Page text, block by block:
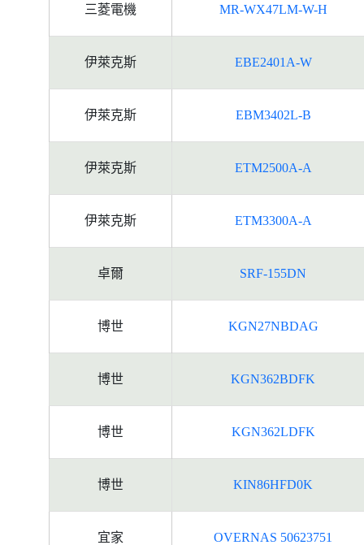
三菱電機 MR-WX47LM-W-H
伊萊克斯 EBE2401A-W
伊萊克斯 EBM3402L-B
伊萊克斯 ETM2500A-A
伊萊克斯 ETM3300A-A
卓爾 SRF-155DN
博世 KGN27NBDAG
博世 KGN362BDFK
博世 KGN362LDFK
博世 KIN86HFD0K
宜家 OVERNAS 50623751